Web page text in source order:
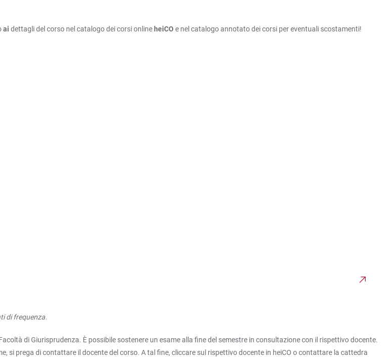
ai dettagli del corso nel catalogo dei corsi online heiCO e nel catalogo annotato dei corsi per eventuali scostamenti!
di frequenza.
di Giurisprudenza. È possibile sostenere un esame alla fine del semestre in consultazione con il rispettivo docente.
si prega di contattare il docente del corso. A tal fine, cliccare sul rispettivo docente in heiCO o contattare la cattedra